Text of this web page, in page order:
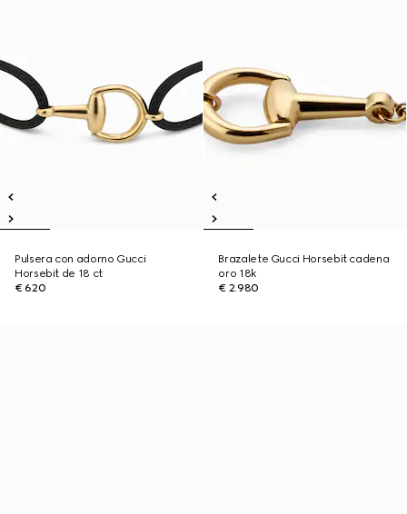
Pulsera con adorno Gucci
Horsebit de 18 ct
€ 620
Brazalete Gucci Horsebit cadena
oro 18k
€ 2.980